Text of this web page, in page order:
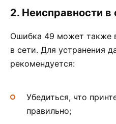
2. Неисправности в
Ошибка 49 может также
в сети. Для устранения
рекомендуется:
Убедиться, что
правильно;